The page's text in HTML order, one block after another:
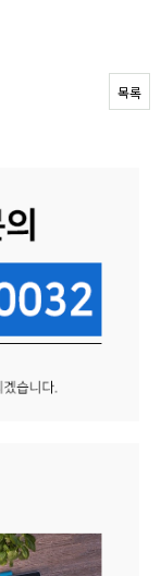
목록